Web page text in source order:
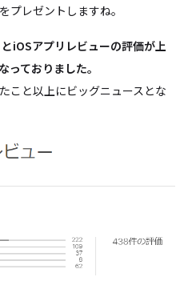
プレゼントしますね。
iOSアプリレビューの評価が上
っておりました。
こと以上にビッグニュースとな